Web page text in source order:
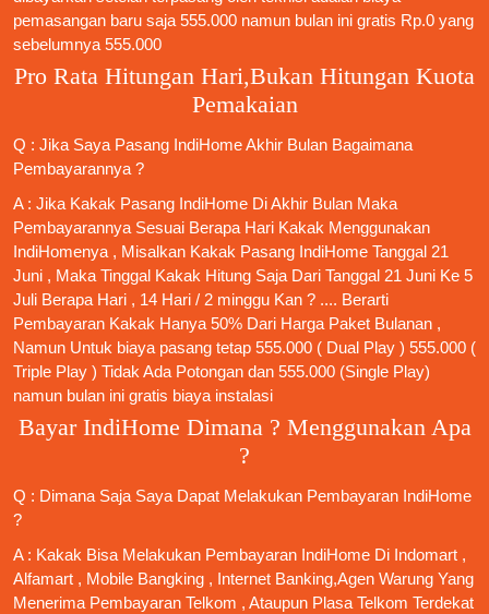
pemasangan baru saja 555.000 namun bulan ini gratis Rp.0 yang
sebelumnya 555.000
Pro Rata Hitungan Hari,Bukan Hitungan Kuota
Pemakaian
Q : Jika Saya Pasang IndiHomeAkhir Bulan Bagaimana
Pembayarannya ?
A : Jika Kakak Pasang IndiHome Di Akhir Bulan Maka
Pembayarannya Sesuai Berapa Hari Kakak Menggunakan
IndiHomenya , Misalkan Kakak Pasang IndiHome Tanggal 21
Juni , Maka Tinggal Kakak Hitung Saja Dari Tanggal 21 Juni Ke 5
Juli Berapa Hari , 14 Hari / 2 minggu Kan ? .... Berarti
Pembayaran Kakak Hanya 50% Dari Harga Paket Bulanan ,
Namun Untuk biaya pasang tetap 555.000 ( Dual Play ) 555.000 (
Triple Play ) Tidak Ada Potongan dan 555.000 (Single Play)
namun bulan ini gratis biaya instalasi
Bayar IndiHome Dimana ? Menggunakan Apa
?
Q : Dimana Saja Saya Dapat Melakukan Pembayaran IndiHome
?
A : Kakak Bisa Melakukan Pembayaran IndiHome Di Indomart ,
Alfamart , Mobile Bangking , Internet Banking,Agen Warung Yang
Menerima Pembayaran Telkom , Ataupun Plasa Telkom Terdekat